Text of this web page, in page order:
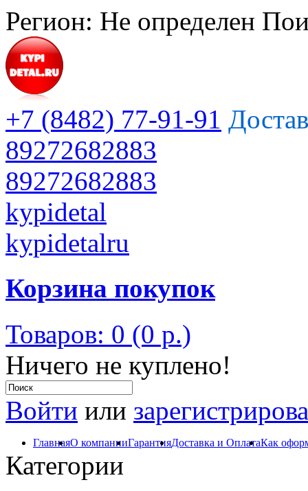
Регион: Не определен
+7 (8482) 77-91-91
89272682883
89272682883
kypidetal
kypidetalru
Корзина покупок
Товаров: 0 (0 р.)
Ничего не куплено!
Войти или
ГлавнаяО компанииГарантияДоставка и ОплатаКак
Категории